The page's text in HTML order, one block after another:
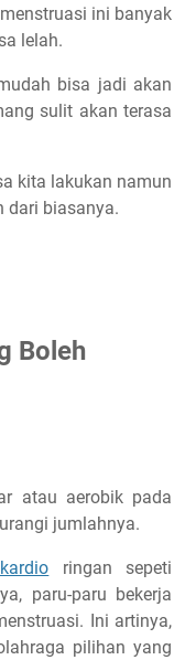
ini banyak
lelah.
bisa jadi akan
sulit akan terasa
kita lakukan namun
dari biasanya.
Boleh
atau aerobik pada
jumlahnya.
ringan sepeti
paru-paru bekerja
Ini artinya,
pilihan yang